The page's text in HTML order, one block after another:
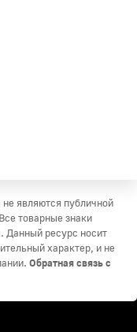
являются публичной
товарные знаки
Данный ресурс носит
характер, и не
Обратная связь с